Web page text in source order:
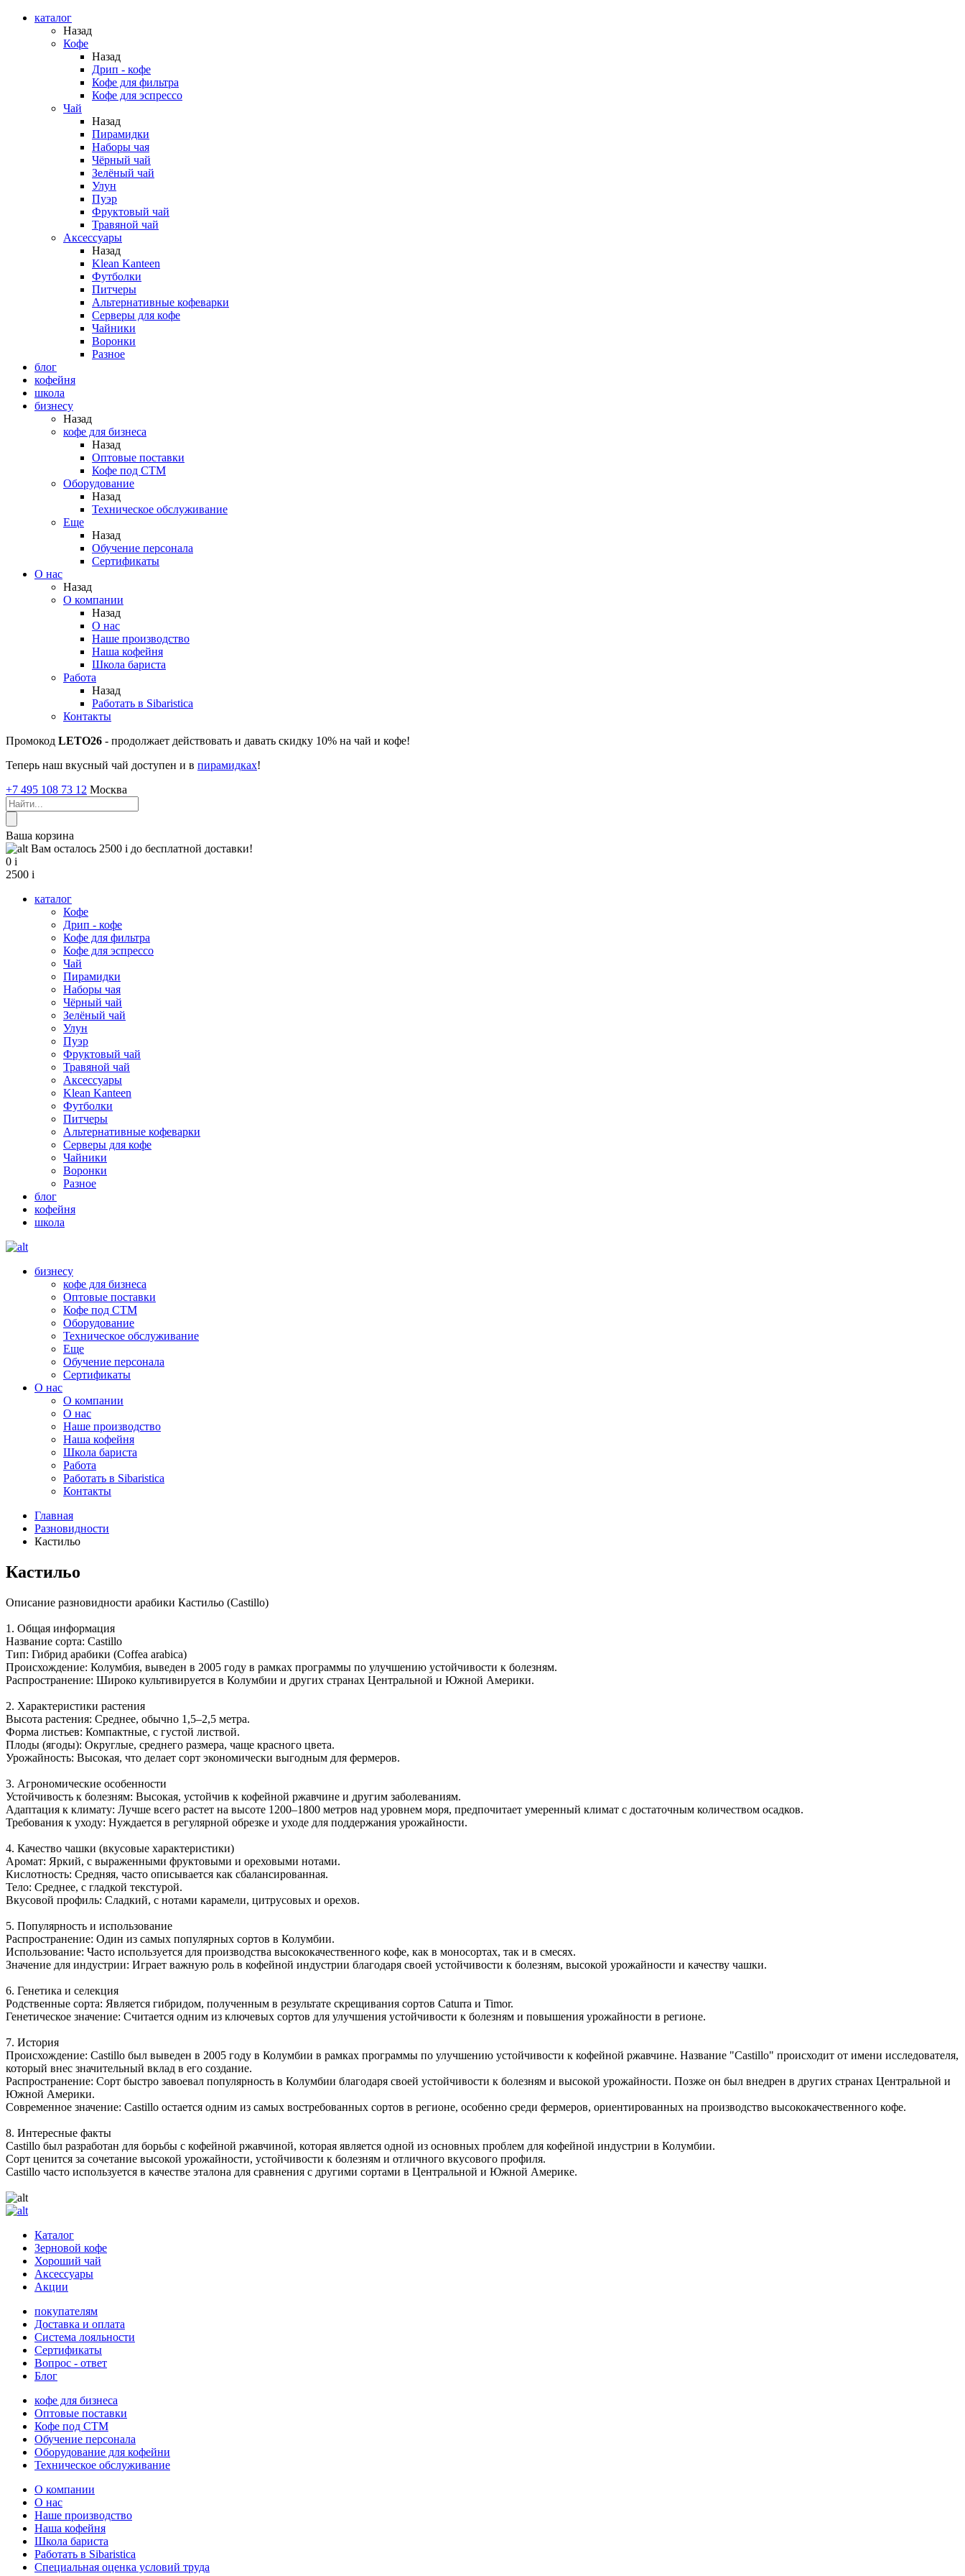
каталог
Назад
Кофе
Назад
Дрип - кофе
Кофе для фильтра
Кофе для эспрессо
Чай
Назад
Пирамидки
Наборы чая
Чёрный чай
Зелёный чай
Улун
Пуэр
Фруктовый чай
Травяной чай
Аксессуары
Назад
Klean Kanteen
Футболки
Питчеры
Альтернативные кофеварки
Серверы для кофе
Чайники
Воронки
Разное
блог
кофейня
школа
бизнесу
Назад
кофе для бизнеса
Назад
Оптовые поставки
Кофе под СТМ
Оборудование
Назад
Техническое обслуживание
Еще
Назад
Обучение персонала
Сертификаты
О нас
Назад
O компании
Назад
О нас
Наше производство
Наша кофейня
Школа бариста
Работа
Назад
Работать в Sibaristica
Контакты
Промокод LETO26 - продолжает действовать и давать скидку 10% на чай и кофе!
Теперь наш вкусный чай доступен и в пирамидках!
+7 495 108 73 12 Москва
Ваша корзина
Вам осталось 2500 i до бесплатной доставки!
0 i
2500 i
каталог
Кофе
Дрип - кофе
Кофе для фильтра
Кофе для эспрессо
Чай
Пирамидки
Наборы чая
Чёрный чай
Зелёный чай
Улун
Пуэр
Фруктовый чай
Травяной чай
Аксессуары
Klean Kanteen
Футболки
Питчеры
Альтернативные кофеварки
Серверы для кофе
Чайники
Воронки
Разное
блог
кофейня
школа
бизнесу
кофе для бизнеса
Оптовые поставки
Кофе под СТМ
Оборудование
Техническое обслуживание
Еще
Обучение персонала
Сертификаты
О нас
O компании
О нас
Наше производство
Наша кофейня
Школа бариста
Работа
Работать в Sibaristica
Контакты
Главная
Разновидности
Кастильо
Кастильо
Описание разновидности арабики Кастильо (Castillo)
1. Общая информация
Название сорта: Castillo
Тип: Гибрид арабики (Coffea arabica)
Происхождение: Колумбия, выведен в 2005 году в рамках программы по улучшению устойчивости к болезням.
Распространение: Широко культивируется в Колумбии и других странах Центральной и Южной Америки.
2. Характеристики растения
Высота растения: Среднее, обычно 1,5–2,5 метра.
Форма листьев: Компактные, с густой листвой.
Плоды (ягоды): Округлые, среднего размера, чаще красного цвета.
Урожайность: Высокая, что делает сорт экономически выгодным для фермеров.
3. Агрономические особенности
Устойчивость к болезням: Высокая, устойчив к кофейной ржавчине и другим заболеваниям.
Адаптация к климату: Лучше всего растет на высоте 1200–1800 метров над уровнем моря, предпочитает умеренный климат с достаточным количеством осадков.
Требования к уходу: Нуждается в регулярной обрезке и уходе для поддержания урожайности.
4. Качество чашки (вкусовые характеристики)
Аромат: Яркий, с выраженными фруктовыми и ореховыми нотами.
Кислотность: Средняя, часто описывается как сбалансированная.
Тело: Среднее, с гладкой текстурой.
Вкусовой профиль: Сладкий, с нотами карамели, цитрусовых и орехов.
5. Популярность и использование
Распространение: Один из самых популярных сортов в Колумбии.
Использование: Часто используется для производства высококачественного кофе, как в моносортах, так и в смесях.
Значение для индустрии: Играет важную роль в кофейной индустрии благодаря своей устойчивости к болезням, высокой урожайности и качеству чашки.
6. Генетика и селекция
Родственные сорта: Является гибридом, полученным в результате скрещивания сортов Caturra и Timor.
Генетическое значение: Считается одним из ключевых сортов для улучшения устойчивости к болезням и повышения урожайности в регионе.
7. История
Происхождение: Castillo был выведен в 2005 году в Колумбии в рамках программы по улучшению устойчивости к кофейной ржавчине. Название "Castillo" происходит от имени исследователя,
который внес значительный вклад в его создание.
Распространение: Сорт быстро завоевал популярность в Колумбии благодаря своей устойчивости к болезням и высокой урожайности. Позже он был внедрен в других странах Центральной и
Южной Америки.
Современное значение: Castillo остается одним из самых востребованных сортов в регионе, особенно среди фермеров, ориентированных на производство высококачественного кофе.
8. Интересные факты
Castillo был разработан для борьбы с кофейной ржавчиной, которая является одной из основных проблем для кофейной индустрии в Колумбии.
Сорт ценится за сочетание высокой урожайности, устойчивости к болезням и отличного вкусового профиля.
Castillo часто используется в качестве эталона для сравнения с другими сортами в Центральной и Южной Америке.
Каталог
Зерновой кофе
Хороший чай
Аксессуары
Акции
покупателям
Доставка и оплата
Система лояльности
Сертификаты
Вопрос - ответ
Блог
кофе для бизнеса
Оптовые поставки
Кофе под СТМ
Обучение персонала
Оборудование для кофейни
Техническое обслуживание
О компании
О нас
Наше производство
Наша кофейня
Школа бариста
Работать в Sibaristica
Специальная оценка условий труда